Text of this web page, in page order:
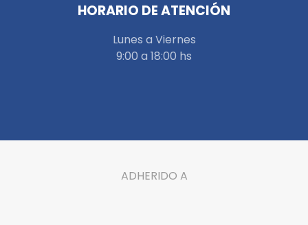
HORARIO DE ATENCIÓN
Lunes a Viernes
9:00 a 18:00 hs
ADHERIDO A